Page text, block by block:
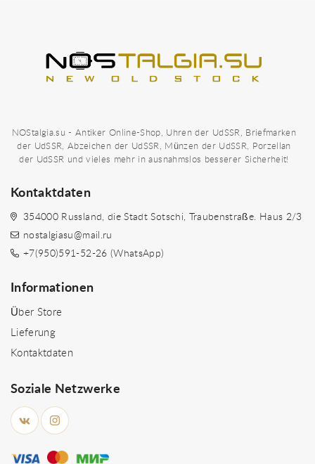
NOStalgia.su - Antiker Online-Shop, Uhren der UdSSR, Briefmarken
der UdSSR, Abzeichen der UdSSR, Münzen der UdSSR, Porzellan
der UdSSR und vieles mehr in ausnahmslos besserer Sicherheit!
Kontaktdaten
354000 Russland, die Stadt Sotschi, Traubenstraße. Haus 2/3
nostalgiasu@mail.ru
+7(950)591-52-26 (WhatsApp)
Informationen
Über Store
Lieferung
Kontaktdaten
Soziale Netzwerke